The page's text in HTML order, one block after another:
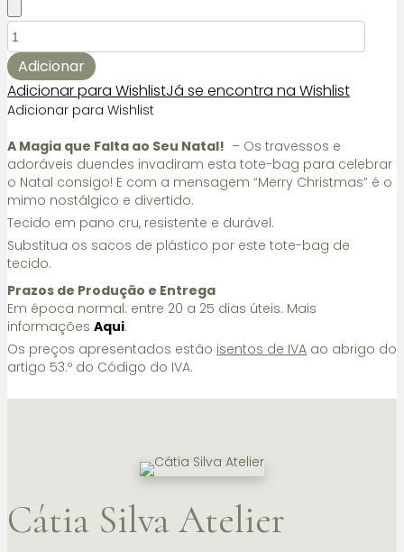
Quantidade
de
Tote
-
Bag
Personalizado
-
Duendes
do
Natal
Adicionar
Adicionar para WishlistJá se encontra na Wishlist
Adicionar para Wishlist
A Magia que Falta ao Seu Natal! – Os travessos e
adoráveis duendes invadiram esta tote-bag para celebrar
o Natal consigo! E com a mensagem “Merry Christmas” é o
mimo nostálgico e divertido.
Tecido em pano cru, resistente e durável.
Substitua os sacos de plástico por este tote-bag de
tecido.
Prazos de Produção e Entrega
Em época normal: entre 20 a 25 dias úteis. Mais
informações Aqui.
Os preços apresentados estão isentos de IVA ao abrigo do
artigo 53.º do Código do IVA.
Cátia Silva Atelier